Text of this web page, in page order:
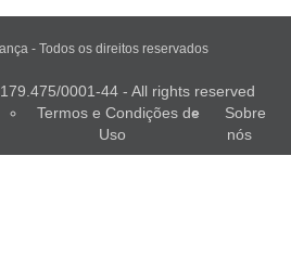
- Todos os direitos reservados
0001-44 - All rights reserved
Termos e Condições de
Uso
Sobre
nós